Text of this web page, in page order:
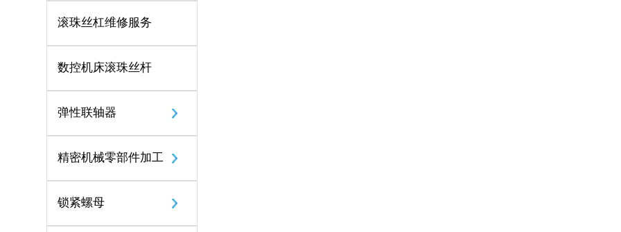
滚珠丝杠维修服务
数控机床滚珠丝杆
弹性联轴器
精密机械零部件加工
锁紧螺母